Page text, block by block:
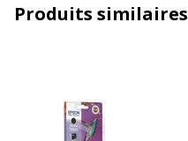
Type de consommable
Produits similaires